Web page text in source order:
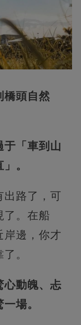
橋頭自然
于「車到山
。
出路了，可
了。在船
岸邊，你才
。
心動魄、忐
場。